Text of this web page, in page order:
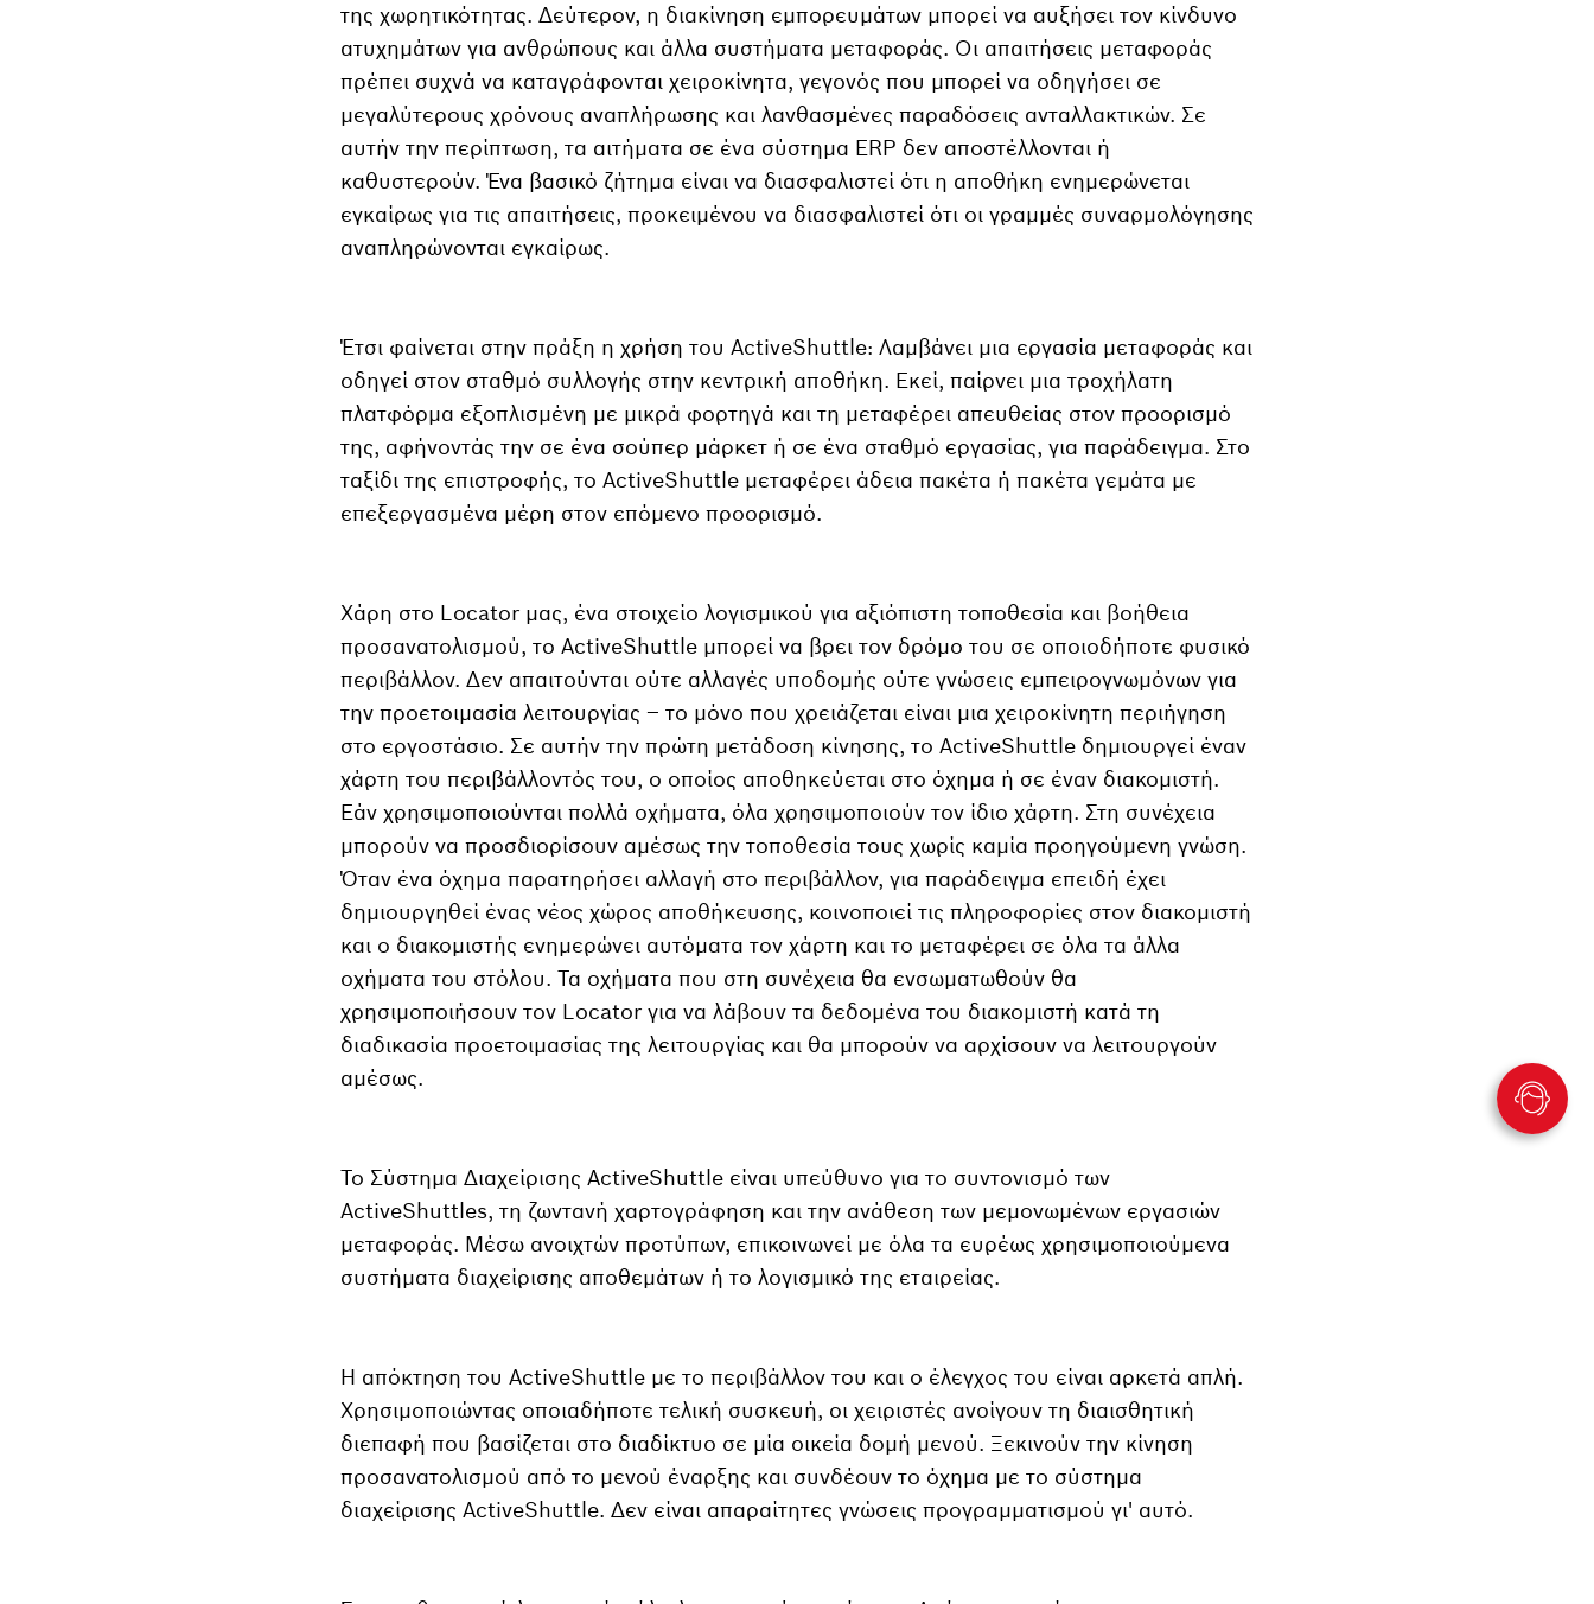
της χωρητικότητας. Δεύτερον, η διακίνηση εμπορευμάτων μπορεί να αυξήσει τον κίνδυνο
ατυχημάτων για ανθρώπους και άλλα συστήματα μεταφοράς. Οι απαιτήσεις μεταφοράς
πρέπει συχνά να καταγράφονται χειροκίνητα, γεγονός που μπορεί να οδηγήσει σε
μεγαλύτερους χρόνους αναπλήρωσης και λανθασμένες παραδόσεις ανταλλακτικών. Σε
αυτήν την περίπτωση, τα αιτήματα σε ένα σύστημα ERP δεν αποστέλλονται ή
καθυστερούν. Ένα βασικό ζήτημα είναι να διασφαλιστεί ότι η αποθήκη ενημερώνεται
εγκαίρως για τις απαιτήσεις, προκειμένου να διασφαλιστεί ότι οι γραμμές συναρμολόγησης
αναπληρώνονται εγκαίρως.
Έτσι φαίνεται στην πράξη η χρήση του ActiveShuttle: Λαμβάνει μια εργασία μεταφοράς και
οδηγεί στον σταθμό συλλογής στην κεντρική αποθήκη. Εκεί, παίρνει μια τροχήλατη
πλατφόρμα εξοπλισμένη με μικρά φορτηγά και τη μεταφέρει απευθείας στον προορισμό
της, αφήνοντάς την σε ένα σούπερ μάρκετ ή σε ένα σταθμό εργασίας, για παράδειγμα. Στο
ταξίδι της επιστροφής, το ActiveShuttle μεταφέρει άδεια πακέτα ή πακέτα γεμάτα με
επεξεργασμένα μέρη στον επόμενο προορισμό.
Χάρη στο Locator μας, ένα στοιχείο λογισμικού για αξιόπιστη τοποθεσία και βοήθεια
προσανατολισμού, το ActiveShuttle μπορεί να βρει τον δρόμο του σε οποιοδήποτε φυσικό
περιβάλλον. Δεν απαιτούνται ούτε αλλαγές υποδομής ούτε γνώσεις εμπειρογνωμόνων για
την προετοιμασία λειτουργίας – το μόνο που χρειάζεται είναι μια χειροκίνητη περιήγηση
στο εργοστάσιο. Σε αυτήν την πρώτη μετάδοση κίνησης, το ActiveShuttle δημιουργεί έναν
χάρτη του περιβάλλοντός του, ο οποίος αποθηκεύεται στο όχημα ή σε έναν διακομιστή.
Εάν χρησιμοποιούνται πολλά οχήματα, όλα χρησιμοποιούν τον ίδιο χάρτη. Στη συνέχεια
μπορούν να προσδιορίσουν αμέσως την τοποθεσία τους χωρίς καμία προηγούμενη γνώση.
Όταν ένα όχημα παρατηρήσει αλλαγή στο περιβάλλον, για παράδειγμα επειδή έχει
δημιουργηθεί ένας νέος χώρος αποθήκευσης, κοινοποιεί τις πληροφορίες στον διακομιστή
και ο διακομιστής ενημερώνει αυτόματα τον χάρτη και το μεταφέρει σε όλα τα άλλα
οχήματα του στόλου. Τα οχήματα που στη συνέχεια θα ενσωματωθούν θα
χρησιμοποιήσουν τον Locator για να λάβουν τα δεδομένα του διακομιστή κατά τη
διαδικασία προετοιμασίας της λειτουργίας και θα μπορούν να αρχίσουν να λειτουργούν
αμέσως.
Το Σύστημα Διαχείρισης ActiveShuttle είναι υπεύθυνο για το συντονισμό των
ActiveShuttles, τη ζωντανή χαρτογράφηση και την ανάθεση των μεμονωμένων εργασιών
μεταφοράς. Μέσω ανοιχτών προτύπων, επικοινωνεί με όλα τα ευρέως χρησιμοποιούμενα
συστήματα διαχείρισης αποθεμάτων ή το λογισμικό της εταιρείας.
Η απόκτηση του ActiveShuttle με το περιβάλλον του και ο έλεγχος του είναι αρκετά απλή.
Χρησιμοποιώντας οποιαδήποτε τελική συσκευή, οι χειριστές ανοίγουν τη διαισθητική
διεπαφή που βασίζεται στο διαδίκτυο σε μία οικεία δομή μενού. Ξεκινούν την κίνηση
προσανατολισμού από το μενού έναρξης και συνδέουν το όχημα με το σύστημα
διαχείρισης ActiveShuttle. Δεν είναι απαραίτητες γνώσεις προγραμματισμού γι' αυτό.